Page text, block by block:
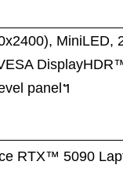
MiniLED,
panel។
RTX™ 5090